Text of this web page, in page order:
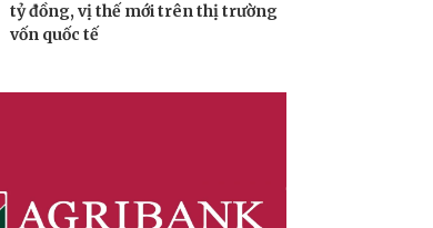
tỷ đồng, vị thế mới trên thị trường
vốn quốc tế